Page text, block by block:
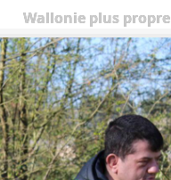
Wallonie plus propre